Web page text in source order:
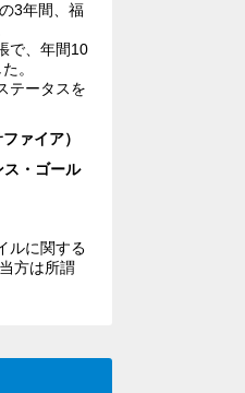
3年間、福
で、年間10
。
テータスを
ァイア）
・ゴール
ルに関する
方は所謂